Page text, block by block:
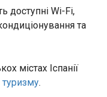
нібито збила
пише
наразі
тонн кокаїну у
доступні Wi-Fi,
та
містах Іспанії
туризму.